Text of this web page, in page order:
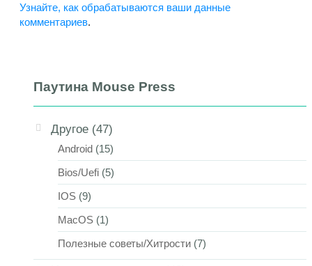
Узнайте, как обрабатываются ваши данные
комментариев.
Паутина Mouse Press
Другое (47)
Android (15)
Bios/Uefi (5)
IOS (9)
MacOS (1)
Полезные советы/Хитрости (7)